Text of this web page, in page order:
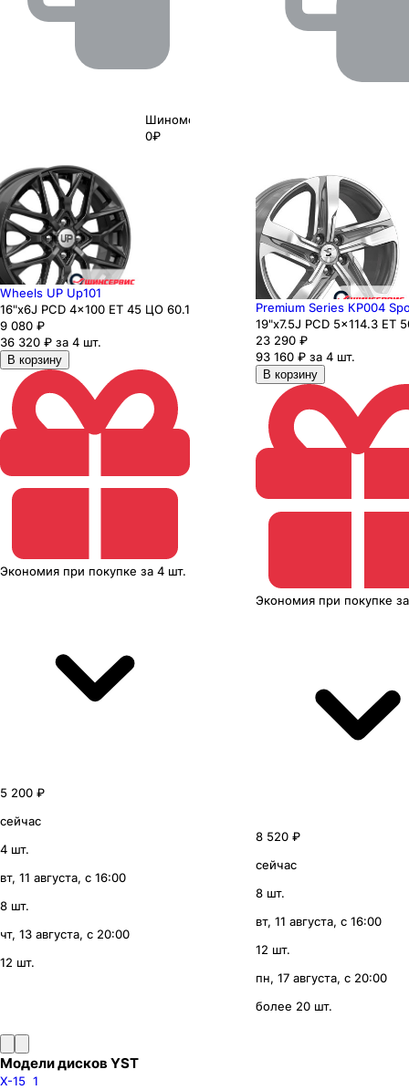
Шиномонтаж
0₽
Wheels UP Up101
16"x6J PCD 4x100 ЕТ 45 ЦО 60.1
9 080 ₽
36 320 ₽ за 4 шт.
В корзину
Экономия при покупке за 4 шт.
5 200 ₽
сейчас
4 шт.
вт, 11 августа, с 16:00
8 шт.
чт, 13 августа, с 20:00
12 шт.
Premium Series КР004
19"x7.5J PCD 5x114.3 ЕТ
23 290 ₽
93 160 ₽ за 4 шт.
В корзину
Экономия при покупке
8 520 ₽
сейчас
8 шт.
вт, 11 августа, с 16:00
12 шт.
пн, 17 августа, с 20:00
более 20 шт.
Модели дисков YST
X-15 1